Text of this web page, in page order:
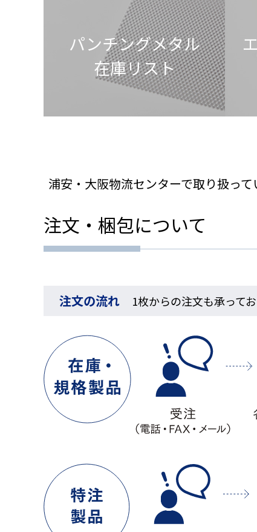
パンチングメタル
在庫リスト
浦安・大阪物流センターで取り扱っ
注文・梱包について
注文の流れ 1枚からの注文も承って